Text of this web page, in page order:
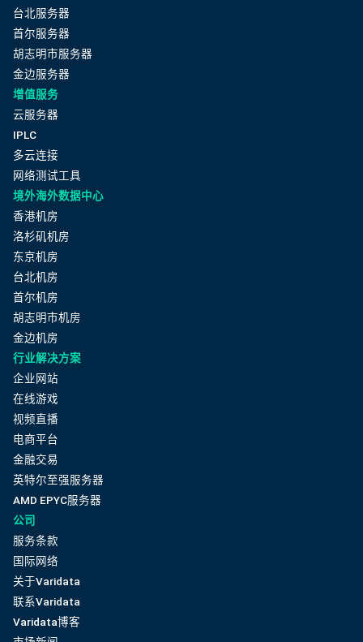
台北服务器
首尔服务器
胡志明市服务器
金边服务器
增值服务
云服务器
IPLC
多云连接
网络测试工具
境外海外数据中心
香港机房
洛杉矶机房
东京机房
台北机房
首尔机房
胡志明市机房
金边机房
行业解决方案
企业网站
在线游戏
视频直播
电商平台
金融交易
英特尔至强服务器
AMD EPYC服务器
公司
服务条款
国际网络
关于Varidata
联系Varidata
Varidata博客